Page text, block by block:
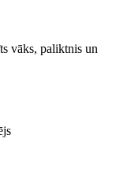
vāks, paliktnis un